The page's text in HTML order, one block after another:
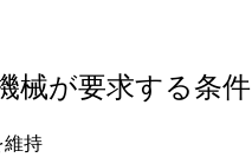
械が要求する条件
維持